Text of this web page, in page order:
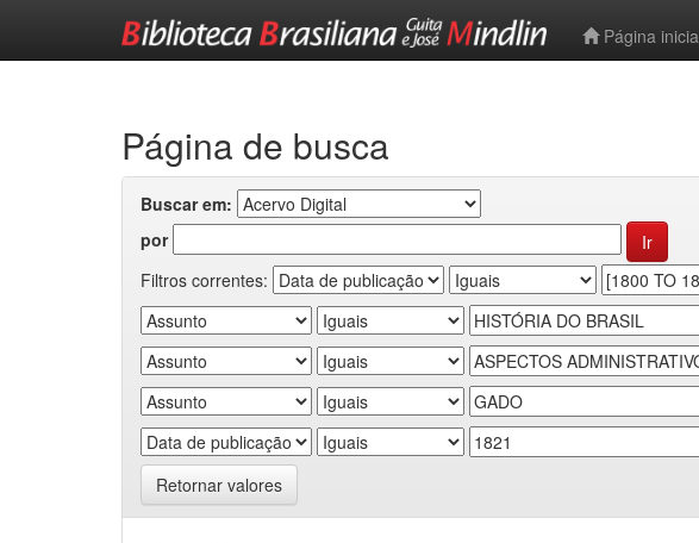
Página
Página de busca
Buscar em:
por
Filtros correntes:
Retornar valores